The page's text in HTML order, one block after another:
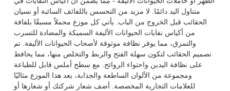
متناول اليد دائمًا. لا مزيد من التحسس باللفائف السائبة أو نسيان
الحقائب قبل الخروج من الباب. يأتي كل موزع محملاً مسبقًا بلفافة
من أكياس نفايات الحيوانات الأليفة السميكة والمضادة للتسرب
والتمزق، مما يوفر نظافة موثوقة لأصحاب الحيوانات الأليفة. تم
تصميم الحقائب لتكون سهلة الفتح والربط والتخلص منها، مما يحافظ
على نظافة اليدين واحتواء الروائح. مع سطح أملس قابل للطباعة
ومجموعة من الألوان الساطعة والجذابة، يعد هذا الموزع مثاليًا
للعلامات التجارية المخصصة. أضف شعار شركتك أو شعارها أو